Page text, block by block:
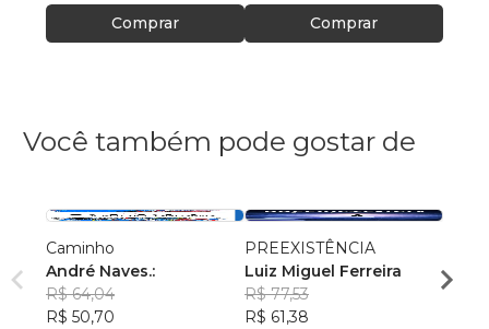
Comprar Comprar
Você também pode gostar de
Caminho
André Naves.:
R$ 64,04
R$ 50,70
PREEXISTÊNCIA
Luiz Miguel Ferreira
R$ 77,53
R$ 61,38
R$